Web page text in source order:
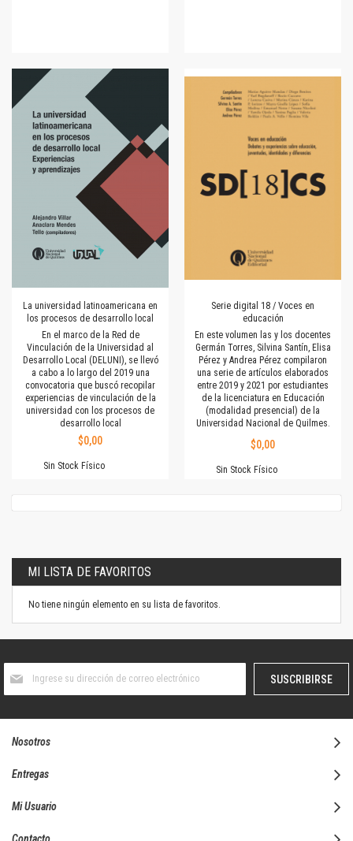
La universidad latinoamericana en
los procesos de desarrollo local
En el marco de la Red de
Vinculación de la Universidad al
Desarrollo Local (DELUNI), se llevó
a cabo a lo largo del 2019 una
convocatoria que buscó recopilar
experiencias de vinculación de la
universidad con los procesos de
desarrollo local
$0,00
Sin Stock Físico
Serie digital 18 / Voces en
educación
En este volumen las y los docentes
Germán Torres, Silvina Santín, Elisa
Pérez y Andrea Pérez compilaron
una serie de artículos elaborados
entre 2019 y 2021 por estudiantes
de la licenciatura en Educación
(modalidad presencial) de la
Universidad Nacional de Quilmes.
$0,00
Sin Stock Físico
MI LISTA DE FAVORITOS
No tiene ningún elemento en su lista de favoritos.
boletín
SUSCRIBIRSE
Nosotros
Entregas
Mi Usuario